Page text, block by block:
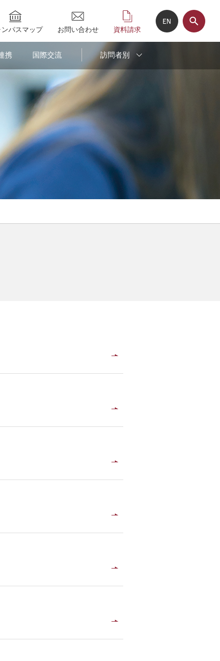
ンパスマップ お問い合わせ 資料請求
携 国際交流 訪問者別